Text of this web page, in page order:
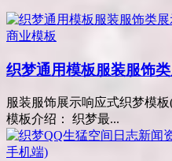
商业模板
织梦通用模板服装服饰
服装服饰展示响应式织梦模
模板介绍： 织梦最...